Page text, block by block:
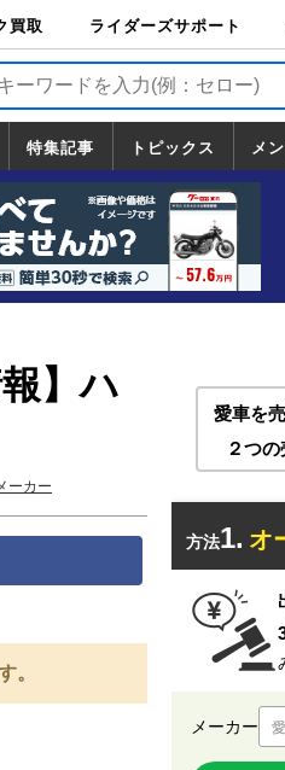
買取
買取
ライダーズサポート
ライダーズサポート
TOP
バイク輸送
バイクガレージライ
フ
バイク車両保険
ロードサービス
バイク試乗
特集記事 トピックス
トピックス
一覧
ホンダ
ヤマハ
スズキ
カワサキ
ハーレーダ
ビッドソン
BMW
ドゥカティ
トライアン
フ
メ
】ハ
ーカー
。
愛車を
２つ
方法1. オ
メーカー